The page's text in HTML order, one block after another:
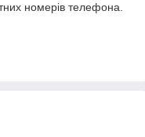
номерів телефона.